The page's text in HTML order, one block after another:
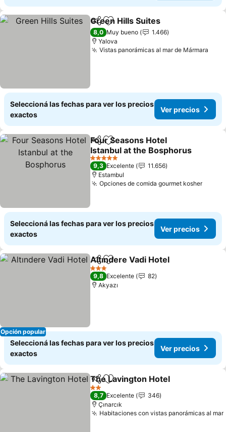
CompartirAñadir a favoritos
Green Hills Suites
8,0 Muy bueno
1.466
Yalova
Vistas panorámicas al mar de Mármara
Seleccioná las fechas para ver los precios
exactos
Ver precios
CompartirAñadir a favoritos
Four Seasons Hotel
Istanbul at the Bosphorus
5 Estrellas
9,3 Excelente
11.656
Estambul
Opciones de comida gourmet kosher
Seleccioná las fechas para ver los precios
exactos
Ver precios
Opción popular
CompartirAñadir a favoritos
Altındere Vadi Hotel
3 Estrellas
9,8 Excelente
82
Akyazı
Seleccioná las fechas para ver los precios
exactos
Ver precios
Compartir
Añadir a favoritos
The Lavington Hotel
2 Estrellas
8,7 Excelente
346
Çınarcık
Habitaciones con vistas panorámicas al mar